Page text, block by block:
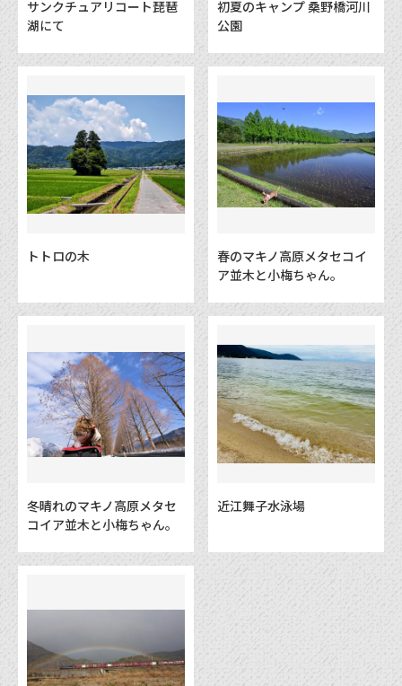
サンクチュアリコート琵琶
湖にて
初夏のキャンプ 桑野橋河川
公園
トトロの木
春のマキノ高原メタセコイ
ア並木と小梅ちゃん。
冬晴れのマキノ高原メタセ
コイア並木と小梅ちゃん。
近江舞子水泳場